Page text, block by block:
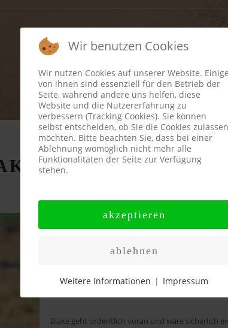
VON DER
Blake (mit dem weißen Halsband) ist als 3.
schön arbeiten. Sein Geburtsgewicht war
später bei Inke noch ein Kaiserschnitt vollzogen
Blake entwickelte sich alterentsprechend und
Blake geht ordentlich voran und wäre sicherlich
Wir benutzen Cookies
Wir nutzen Cookies auf unserer Website. Einige
von ihnen sind essenziell für den Betrieb der
Seite, während andere uns helfen, diese
Website und die Nutzererfahrung zu
verbessern (Tracking Cookies). Sie können
selbst entscheiden, ob Sie die Cookies zulassen
möchten. Bitte beachten Sie, dass bei einer
Ablehnung womöglich nicht mehr alle
Funktionalitäten der Seite zur Verfügung
stehen.
akzeptieren
ablehnen
Weitere Informationen | Impressum